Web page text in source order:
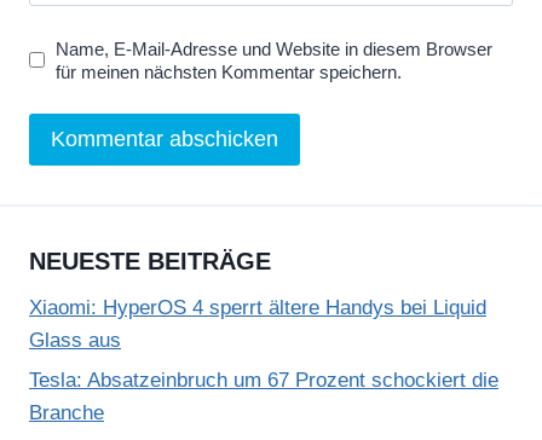
Name, E-Mail-Adresse und Website in diesem Browser
für meinen nächsten Kommentar speichern.
NEUESTE BEITRÄGE
Xiaomi: HyperOS 4 sperrt ältere Handys bei Liquid
Glass aus
Tesla: Absatzeinbruch um 67 Prozent schockiert die
Branche